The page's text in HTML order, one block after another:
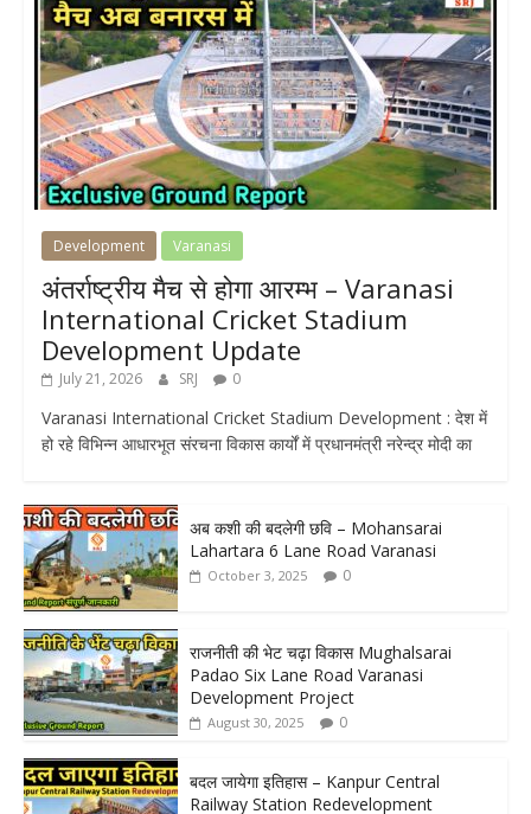
Development Varanasi
अंतर्राष्ट्रीय मैच से होगा आरम्भ – Varanasi
International Cricket Stadium
Development Update
July 21, 2026 SRJ 0
Varanasi International Cricket Stadium Development : देश में
हो रहे विभिन्न आधारभूत संरचना विकास कार्यों में प्रधानमंत्री नरेन्द्र मोदी का
अब कशी की बदलेगी छवि – Mohansarai
Lahartara 6 Lane Road Varanasi
October 3, 2025 0
राजनीती की भेट चढ़ा विकास Mughalsarai
Padao Six Lane Road Varanasi
Development Project
August 30, 2025 0
बदल जायेगा इतिहास – Kanpur Central
Railway Station Redevelopment